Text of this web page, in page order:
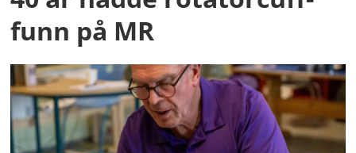
funn på MR